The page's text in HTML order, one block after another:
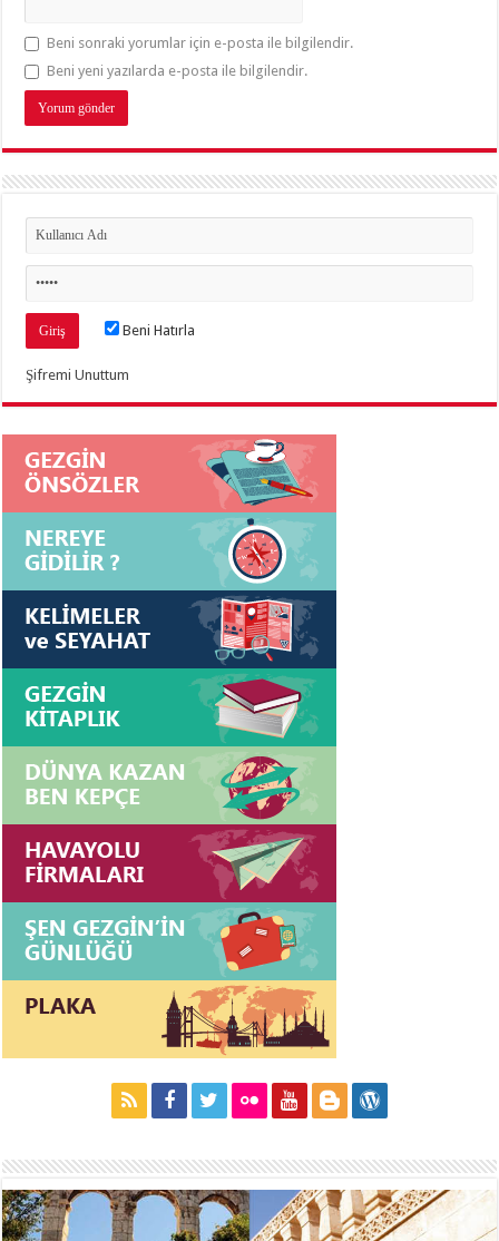
Beni sonraki yorumlar için e-posta ile bilgilendir.
Beni yeni yazılarda e-posta ile bilgilendir.
Beni Hatırla
Şifremi Unuttum